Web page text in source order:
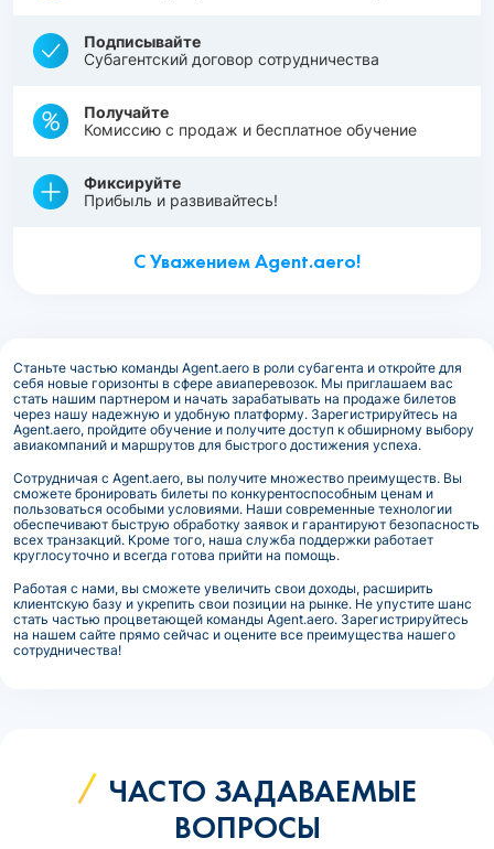
Подписывайте
Субагентский договор сотрудничества
Получайте
Комиссию с продаж и бесплатное обучение
Фиксируйте
Прибыль и развивайтесь!
С Уважением Agent.aero!
Станьте частью команды Agent.aero в роли субагента и откройте для
себя новые горизонты в сфере авиаперевозок. Мы приглашаем вас
стать нашим партнером и начать зарабатывать на продаже билетов
через нашу надежную и удобную платформу. Зарегистрируйтесь на
Agent.aero, пройдите обучение и получите доступ к обширному выбору
авиакомпаний и маршрутов для быстрого достижения успеха.
Сотрудничая с Agent.aero, вы получите множество преимуществ. Вы
сможете бронировать билеты по конкурентоспособным ценам и
пользоваться особыми условиями. Наши современные технологии
обеспечивают быструю обработку заявок и гарантируют безопасность
всех транзакций. Кроме того, наша служба поддержки работает
круглосуточно и всегда готова прийти на помощь.
Работая с нами, вы сможете увеличить свои доходы, расширить
клиентскую базу и укрепить свои позиции на рынке. Не упустите шанс
стать частью процветающей команды Agent.aero. Зарегистрируйтесь
на нашем сайте прямо сейчас и оцените все преимущества нашего
сотрудничества!
ЧАСТО ЗАДАВАЕМЫЕ
ВОПРОСЫ